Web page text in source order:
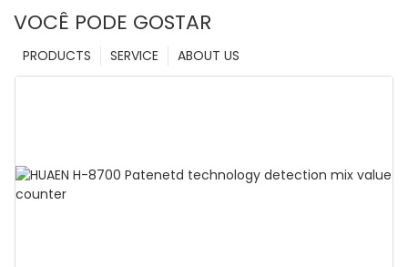
VOCÊ PODE GOSTAR
ABOUT US
SERVICE
PRODUCTS